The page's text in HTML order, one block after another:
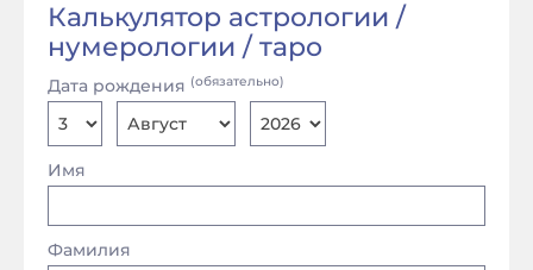
Калькулятор астрологии /
нумерологии / таро
Имя
Фамилия
Дата рождения (обязательно)